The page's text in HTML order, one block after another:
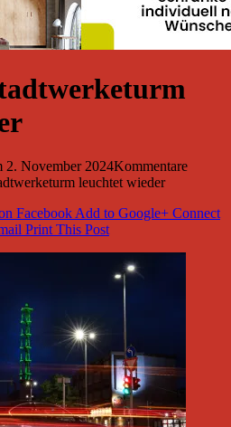
2. November 2024Kommentare
leuchtet wieder
FacebookAdd to Google+ Connect
Print This Post